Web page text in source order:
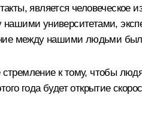
является человеческое
нашими университетами,
между нашими людьми
к тому, чтобы
года будет открытие